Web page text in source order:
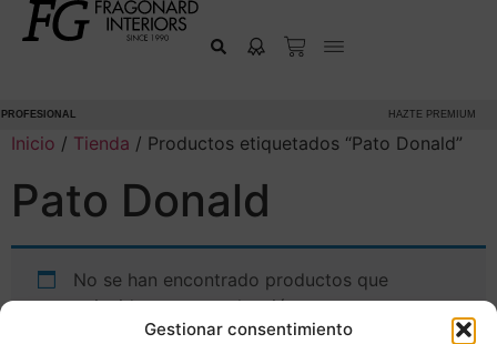
Gestionar consentimiento
HAZTE PREMIUM
Inicio / Tienda / Productos etiquetados “Pato Donald”
Pato Donald
No se han encontrado productos que
coincidan con tu selección.